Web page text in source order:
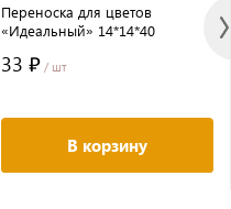
Переноска для цветов
«Идеальный» 14*14*40
33 ₽ / шт
В корзину